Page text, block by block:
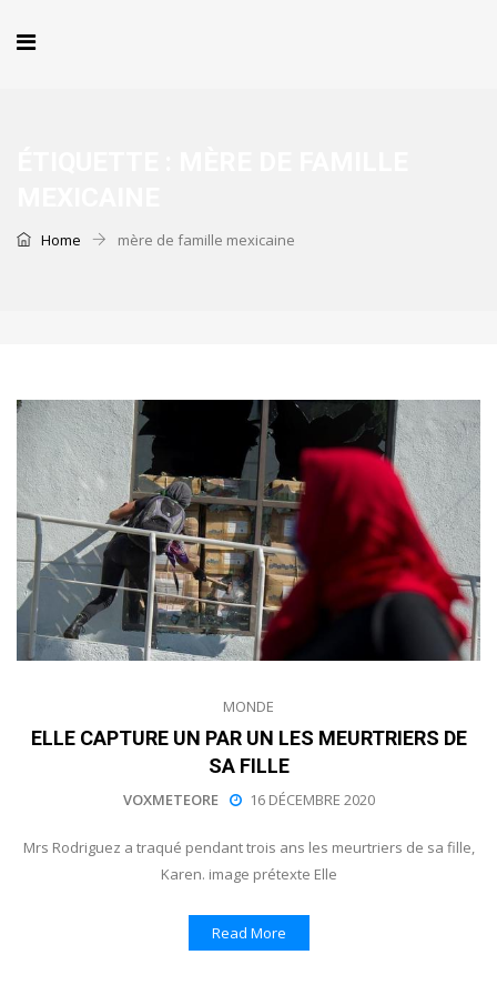
Home mère de famille mexicaine
MONDE
ELLE CAPTURE UN PAR UN LES MEURTRIERS DE
SA FILLE
VOXMETEORE 16 DÉCEMBRE 2020
Mrs Rodriguez a traqué pendant trois ans les meurtriers de sa fille,
Karen. image prétexte Elle
Read More